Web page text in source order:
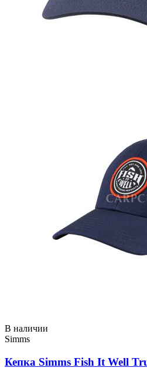
В наличии
Simms
Кепка Simms Fish It Well